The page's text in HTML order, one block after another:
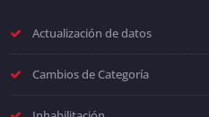
Actualización de datos
Cambios de Categoría